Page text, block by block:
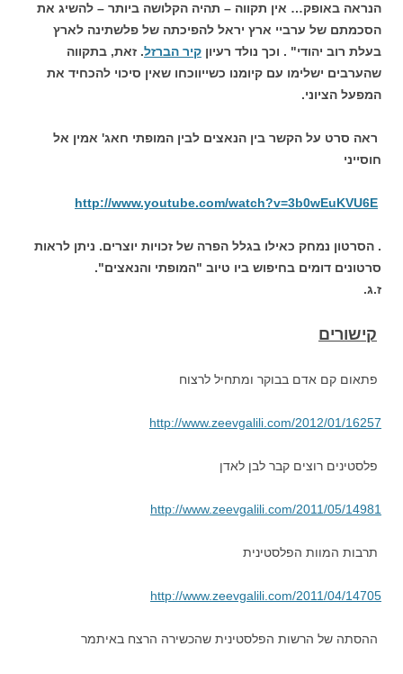
הנראה באופק… אין תקווה – תהיה הקלושה ביותר – להשיג את
הסכמתם של ערביי ארץ יראל להפיכתה של פלשתינה לארץ
בעלת רוב יהודי" . וכך נולד רעיון קיר הברזל. זאת, בתקווה
שהערבים ישלימו עם קיומנו כשייווכחו שאין סיכוי להכחיד את
המפעל הציוני.
ראה סרט על הקשר בין הנאצים לבין המופתי חאג' אמין אל
חוסייני
http://www.youtube.com/watch?v=3b0wEuKVU6E
. הסרטון נמחק כאילו בגלל הפרה של זכויות יוצרים. ניתן לראות
סרטונים דומים בחיפוש ביו טיוב "המופתי והנאצים".
ז.ג.
קישורים
פתאום קם אדם בבוקר ומתחיל לרצוח
http://www.zeevgalili.com/2012/01/16257
פלסטינים רוצים קבר לבן לאדן
http://www.zeevgalili.com/2011/05/14981
תרבות המוות הפלסטינית
http://www.zeevgalili.com/2011/04/14705
ההסתה של הרשות הפלסטינית שהכשירה הרצח באיתמר